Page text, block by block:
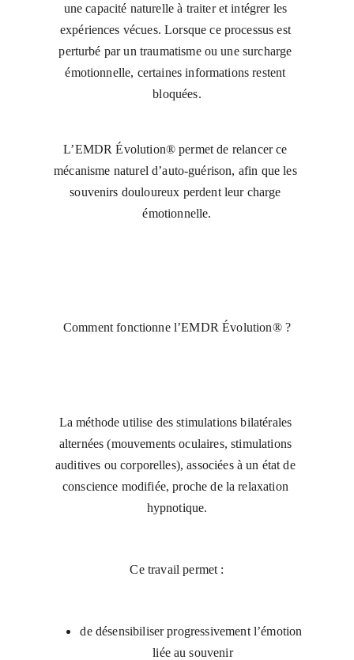
une capacité naturelle à traiter et intégrer les
expériences vécues. Lorsque ce processus est
perturbé par un traumatisme ou une surcharge
émotionnelle, certaines informations restent
bloquées.
L’EMDR Évolution® permet de relancer ce
mécanisme naturel d’auto-guérison, afin que les
souvenirs douloureux perdent leur charge
émotionnelle.
Comment fonctionne l’EMDR Évolution® ?
La méthode utilise des stimulations bilatérales
alternées (mouvements oculaires, stimulations
auditives ou corporelles), associées à un état de
conscience modifiée, proche de la relaxation
hypnotique.
Ce travail permet :
de désensibiliser progressivement l’émotion
liée au souvenir